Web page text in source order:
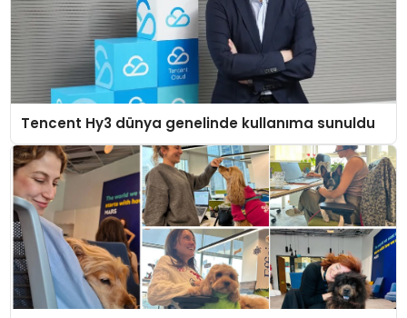
Tencent Hy3 dünya genelinde kullanıma sunuldu